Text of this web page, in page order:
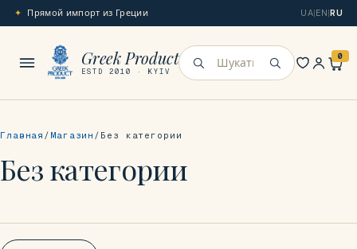
Прямой импорт из Греции UA|EN|RU
Greek Product
ESTD 2010 · KYIV Искать
0
Главная Магазин Без категории
Без категории